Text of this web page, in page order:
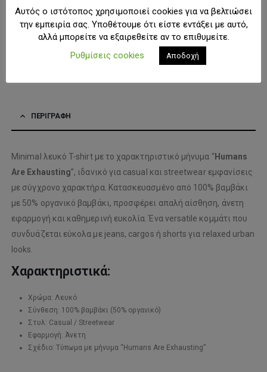
ΠΡΟΣΘΉΚΗ ΣΤΟ ΚΑΛΆΘΙ
ΠΕΡΙΓΡΑΦΉ
Minimal λευκό T-shirt με το χαρακτηριστικό μήνυμα “Humans
Are Exhausting”, ιδανικό για casual και streetwear εμφανίσεις
με σύγχρονο χαρακτήρα. Κατασκευασμένο από 100% βαμβάκι
με 50% οργανικό βαμβάκι, προσφέρει απαλή αίσθηση, άνετη
εφαρμογή και καθημερινή ευκολία. Ένα versatile κομμάτι που
συνδυάζεται εύκολα με jeans, cargos ή shorts για relaxed urban
looks.
Χαρακτηριστικά:
Χρώμα: Λευκό
Σύνθεση: 100% βαμβάκι (50% οργανικό)
Στυλ: Casual / Streetwear
Εφαρμογή: Άνετη
Σχέδιο: Τύπωμα με μήνυμα “Humans Are Exhausting”
Αυτός ο ιστότοπος χρησιμοποιεί cookies για να βελτιώσει
την εμπειρία σας. Υποθέτουμε ότι είστε εντάξει με αυτό,
αλλά μπορείτε να εξαιρεθείτε αν το επιθυμείτε.
Ρυθμίσεις cookies
Αποδοχή